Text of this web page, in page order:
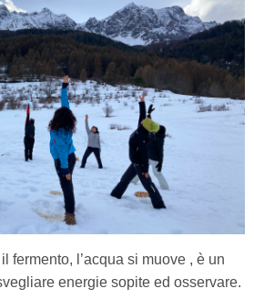
fermento, l’acqua si muove , è un
energie sopite ed osservare.